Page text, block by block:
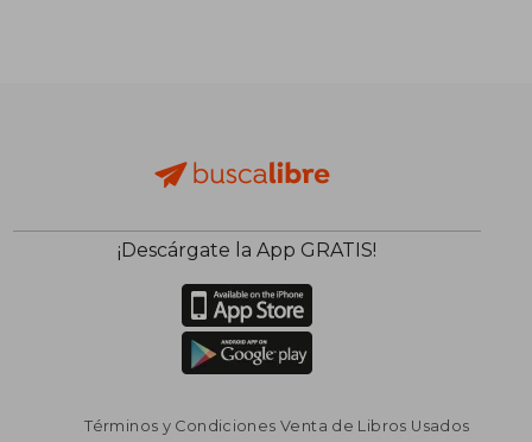
¡Descárgate la App GRATIS!
Términos y Condiciones Venta de Libros Usados